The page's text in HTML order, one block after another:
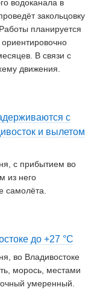
водоканала в
закольцовку
планируется
В связи с
движения.
с
и вылетом
с прибытием во
из него
самолёта.
до +27 °С
во Владивостоке
морось, местами
умеренный.